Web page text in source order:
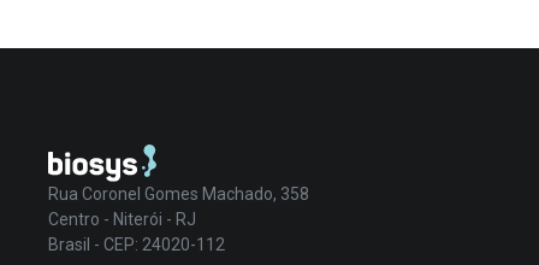
Rua Coronel Gomes Machado, 358
Centro - Niterói - RJ
Brasil - CEP: 24020-112